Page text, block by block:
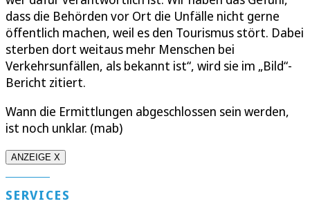
dass die Behörden vor Ort die Unfälle nicht gerne
öffentlich machen, weil es den Tourismus stört. Dabei
sterben dort weitaus mehr Menschen bei
Verkehrsunfällen, als bekannt ist“, wird sie im „Bild“-
Bericht zitiert.
Wann die Ermittlungen abgeschlossen sein werden,
ist noch unklar. (mab)
ANZEIGE X
SERVICES